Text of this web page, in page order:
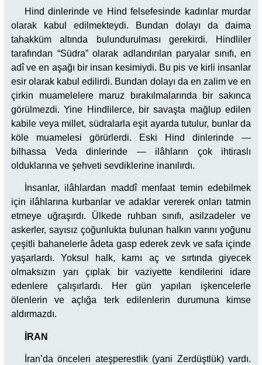
Hind dinlerinde ve Hind felsefesinde kadınlar murdar
olarak kabul edilmekteydi. Bundan dolayı da daima
tahakküm altında bulundurulması gerekirdi. Hindliler
tarafından “Südra” olarak adlandırılan paryalar sınıfı, en
adî ve en aşağı bir insan kesimiydi. Bu pis ve kirli insanlar
esir olarak kabul edilirdi. Bundan dolayı da en zalim ve en
çirkin muamelelere maruz bırakılmalarında bir sakınca
görülmezdi. Yine Hindlilerce, bir savaşta mağlup edilen
kabile veya millet, südralarla eşit ayarda tutulur, bunlar da
köle muamelesi görürlerdi. Eski Hind dinlerinde —
bilhassa Veda dinlerinde — ilâhların çok ihtiraslı
olduklarına ve şehveti sevdiklerine inanılırdı.
İnsanlar, ilâhlardan maddî menfaat temin edebilmek
için ilâhlarına kurbanlar ve adaklar vererek onları tatmin
etmeye uğraşırdı. Ülkede ruhban sınıfı, asilzadeler ve
askerler, sayısız çoğunlukta bulunan halkın varını yoğunu
çeşitli bahanelerle âdeta gasp ederek zevk ve safa içinde
yaşarlardı. Yoksul halk, karnı aç ve sırtında giyecek
olmaksızın yarı çıplak bir vaziyette kendilerini idare
edenlere çalışırlardı. Her gün yapılan işkencelerle
ölenlerin ve açlığa terk edilenlerin durumuna kimse
aldırmazdı.
İRAN
İran’da önceleri ateşperestlik (yani Zerdüştlük) vardı.